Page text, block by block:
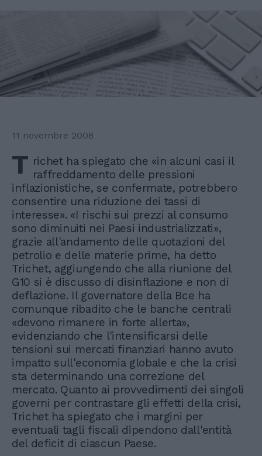
11 novembre 2008
T richet ha spiegato che «in alcuni casi il
raffreddamento delle pressioni
inflazionistiche, se confermate, potrebbero
consentire una riduzione dei tassi di
interesse». «I rischi sui prezzi al consumo
sono diminuiti nei Paesi industrializzati»,
grazie all'andamento delle quotazioni del
petrolio e delle materie prime, ha detto
Trichet, aggiungendo che alla riunione del
G10 si è discusso di disinflazione e non di
deflazione. Il governatore della Bce ha
comunque ribadito che le banche centrali
«devono rimanere in forte allerta»,
evidenziando che l'intensificarsi delle
tensioni sui mercati finanziari hanno avuto
impatto sull'economia globale e che la crisi
sta determinando una correzione del
mercato. Quanto ai provvedimenti dei singoli
governi per contrastare gli effetti della crisi,
Trichet ha spiegato che i margini per
eventuali tagli fiscali dipendono dall'entità
del deficit di ciascun Paese.